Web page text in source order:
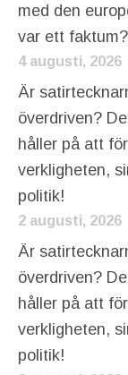
med den
var ett faktum?
4 augusti, 2026
Är
överdriven?
håller på att
verkligheten,
politik!
2 augusti, 2026
Är
överdriven?
håller på att
verkligheten,
politik!